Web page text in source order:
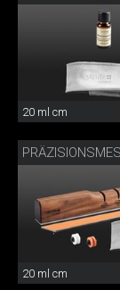
20 ml cm
20 ml cm